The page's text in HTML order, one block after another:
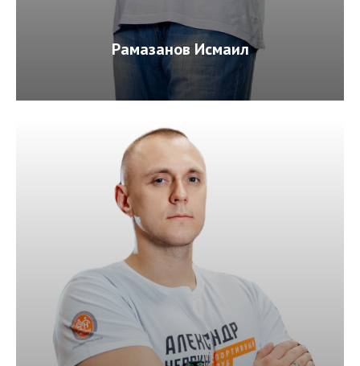
Рамазанов Исмаил